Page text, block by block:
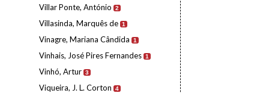
Villar Ponte, António 2
Villasinda, Marquês de 1
Vinagre, Mariana Cândida 1
Vinhais, José Pires Fernandes 1
Vinhó, Artur 3
Viqueira, J. L. Corton 4